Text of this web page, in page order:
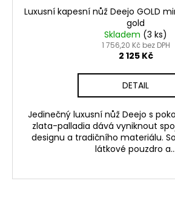
Luxusní kapesní nůž Deejo GOLD
gold
Skladem (3 ks)
1 756,20 Kč bez DPH
2 125 Kč
DETAIL
Jedinečný luxusní nůž Deejo s
zlata-palladia dává vyniknout
designu a tradičního materiálu.
látkové pouzdro a...